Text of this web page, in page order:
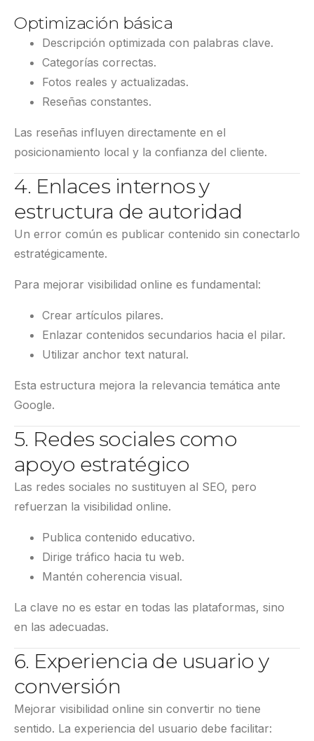
Optimización básica
Descripción optimizada con palabras clave.
Categorías correctas.
Fotos reales y actualizadas.
Reseñas constantes.
Las reseñas influyen directamente en el
posicionamiento local y la confianza del cliente.
4. Enlaces internos y
estructura de autoridad
Un error común es publicar contenido sin conectarlo
estratégicamente.
Para mejorar visibilidad online es fundamental:
Crear artículos pilares.
Enlazar contenidos secundarios hacia el pilar.
Utilizar anchor text natural.
Esta estructura mejora la relevancia temática ante
Google.
5. Redes sociales como
apoyo estratégico
Las redes sociales no sustituyen al SEO, pero
refuerzan la visibilidad online.
Publica contenido educativo.
Dirige tráfico hacia tu web.
Mantén coherencia visual.
La clave no es estar en todas las plataformas, sino
en las adecuadas.
6. Experiencia de usuario y
conversión
Mejorar visibilidad online sin convertir no tiene
sentido. La experiencia del usuario debe facilitar: